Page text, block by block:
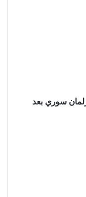
سوري بعد